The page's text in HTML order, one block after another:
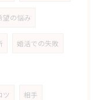
望の悩み
婚活での失敗
ツ 相手